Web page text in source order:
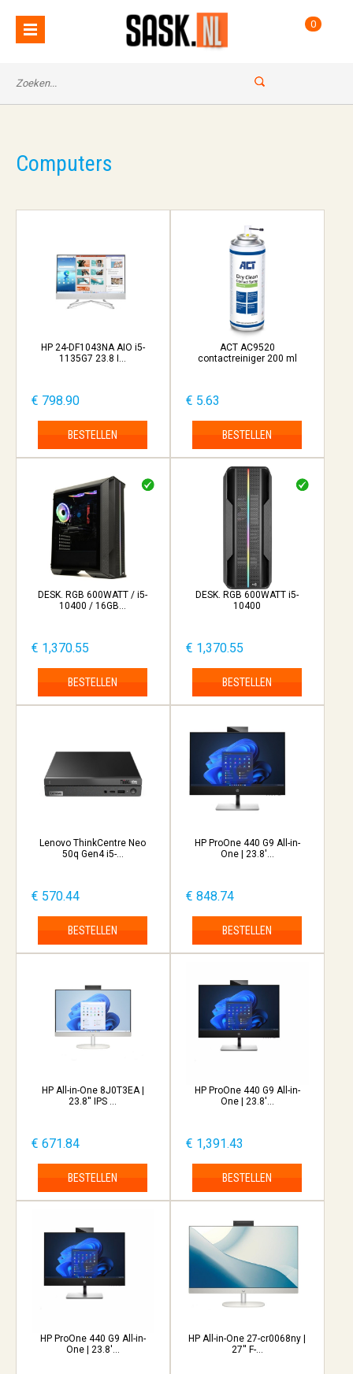
0
Computers
HP 24-DF1043NA AIO i5-
1135G7 23.8 I...
€ 798.90
BESTELLEN
ACT AC9520
contactreiniger 200 ml
€ 5.63
BESTELLEN
DESK. RGB 600WATT / i5-
10400 / 16GB...
€ 1,370.55
BESTELLEN
DESK. RGB 600WATT i5-
10400
€ 1,370.55
BESTELLEN
Lenovo ThinkCentre Neo
50q Gen4 i5-...
€ 570.44
BESTELLEN
HP ProOne 440 G9 All-in-
One | 23.8'...
€ 848.74
BESTELLEN
HP All-in-One 8J0T3EA |
23.8'' IPS ...
€ 671.84
BESTELLEN
HP ProOne 440 G9 All-in-
One | 23.8'...
€ 1,391.43
BESTELLEN
HP ProOne 440 G9 All-in-
One | 23.8'...
HP All-in-One 27-cr0068ny |
27'' F-...